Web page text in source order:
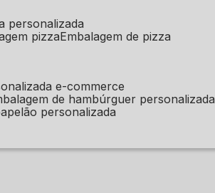
personalizada
pizza embalagem de pizza
e-commerce
de hambúrguer personalizada
personalizada